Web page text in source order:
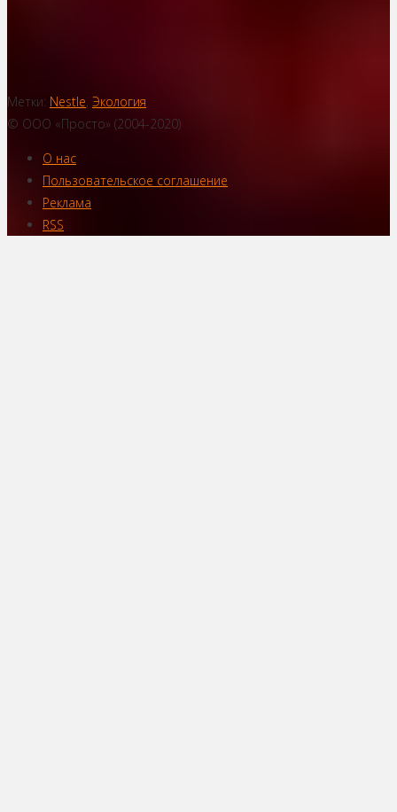
Метки: Nestle, Экология
© ООО «Просто» (2004-2020)
О нас
Пользовательское соглашение
Реклама
RSS